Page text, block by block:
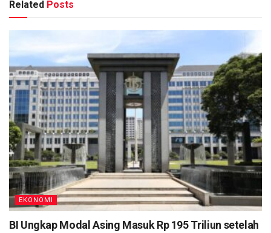
Related Posts
EKONOMI
BI Ungkap Modal Asing Masuk Rp 195 Triliun setelah